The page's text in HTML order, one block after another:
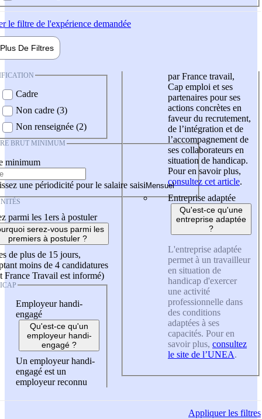
le filtre de l'expérience demandée
Plus De Filtres
Cadre
Non cadre (3)
Non renseignée (2)
BRUT MINIMUM
minimum
une périodicité pour le salaire saisi
parmi les 1ers à postuler
serez-vous parmi les
premiers à postuler ?
de plus de 15 jours,
moins de 4 candidatures
France Travail est informé)
Employeur handi-
engagé
Qu'est-ce qu'un
employeur handi-
engagé ?
Un employeur handi-
engagé est un
employeur reconnu
par France travail,
Cap emploi et ses
partenaires pour ses
actions concrètes en
faveur du recrutement,
de l’intégration et de
l’accompagnement de
ses collaborateurs en
situation de handicap.
Pour en savoir plus,
consultez cet article.
Entreprise adaptée
Qu'est-ce qu'une
entreprise adaptée
?
L'entreprise adaptée
permet à un travailleur
en situation de
handicap d'exercer
une activité
professionnelle dans
des conditions
adaptées à ses
capacités. Pour en
savoir plus, consultez
le site de l’UNEA.
Appliquerles filtres